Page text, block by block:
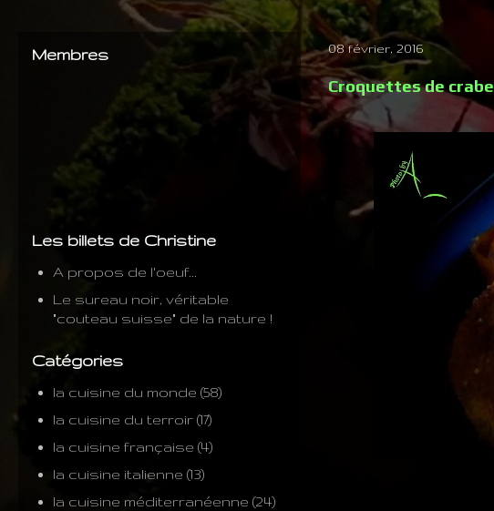
08 février, 2016
Croquettes de crabe
Membres
Les billets de Christine
A propos de l'oeuf...
Le sureau noir, véritable
"couteau suisse" de la nature !
Catégories
la cuisine du monde (58)
la cuisine du terroir (17)
la cuisine française (4)
la cuisine italienne (13)
la cuisine méditerranéenne (24)